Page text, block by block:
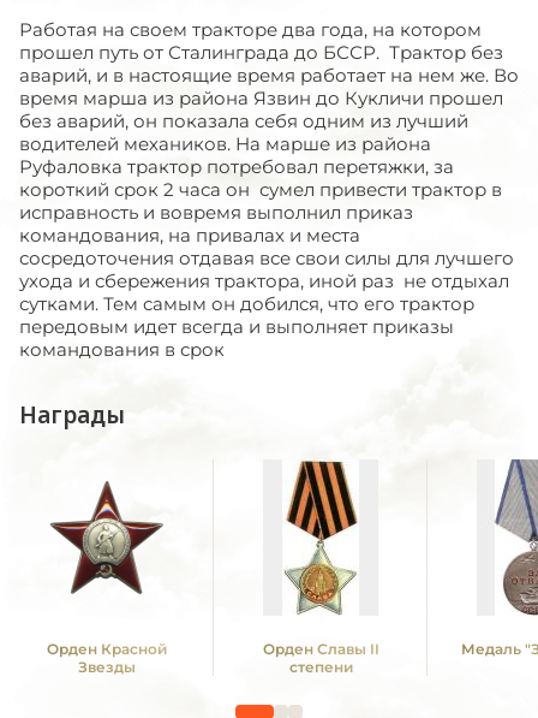
Работая на своем тракторе два года, на котором
прошел путь от Сталинграда до БССР. Трактор без
аварий, и в настоящие время работает на нем же. Во
время марша из района Язвин до Кукличи прошел
без аварий, он показала себя одним из лучший
водителей механиков. На марше из района
Руфаловка трактор потребовал перетяжки, за
короткий срок 2 часа он сумел привести трактор в
исправность и вовремя выполнил приказ
командования, на привалах и места
сосредоточения отдавая все свои силы для лучшего
ухода и сбережения трактора, иной раз не отдыхал
сутками. Тем самым он добился, что его трактор
передовым идет всегда и выполняет приказы
командования в срок
Награды
Орден Красной
Звезды
Орден Славы II
степени
Медаль